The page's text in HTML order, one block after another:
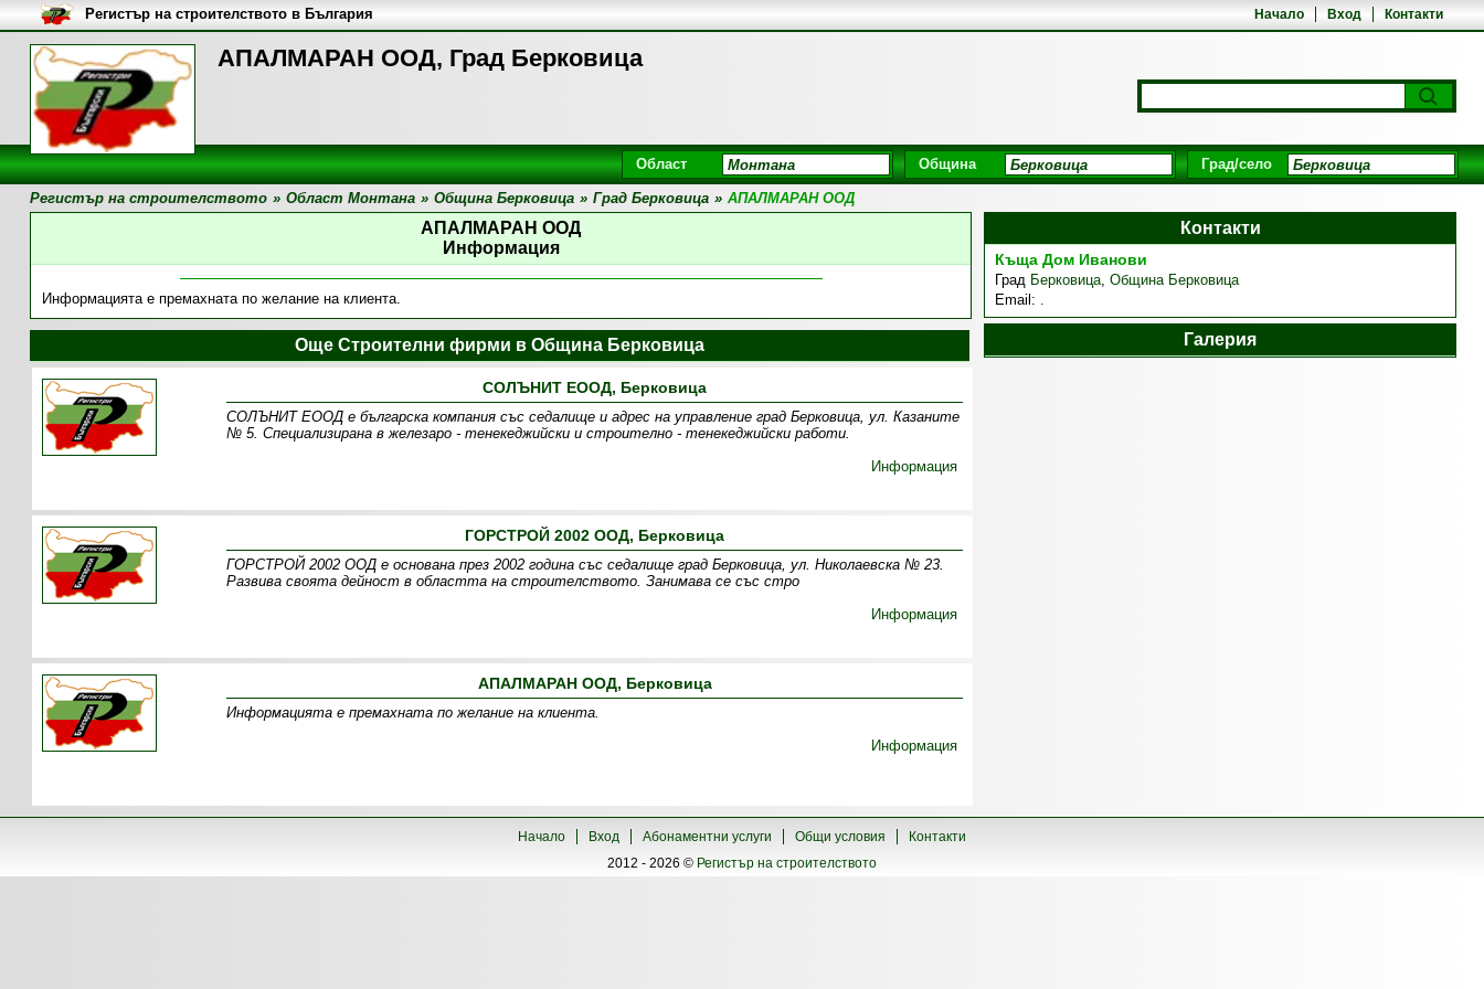
АПАЛМАРАН ООД, Град Берковица
Начало Вход Контакти
Регистър на строителството в България
Област Община Град/село
Регистър на строителството » Област Монтана » Община Берковица » Град Берковица » АПАЛМАРАН ООД
АПАЛМАРАН ООД
Информация
Информацията е премахната по желание на клиента.
Контакти
Къща Дом Иванови
Град Берковица, Община Берковица
Email: .
Галерия
Още Строителни фирми в Община Берковица
СОЛЪНИТ ЕООД, Берковица
СОЛЪНИТ ЕООД e българска компания със седалище и адрес на управление град Берковица, ул. Казаните
№ 5. Специализирана в железаро - тенекеджийски и строително - тенекеджийски работи.
Информация
ГОРСТРОЙ 2002 ООД, Берковица
ГОРСТРОЙ 2002 ООД е основана през 2002 година със седалище град Берковица, ул. Николаевска № 23.
Развива своята дейност в областта на строителството. Занимава се със стро
Информация
АПАЛМАРАН ООД, Берковица
Информацията е премахната по желание на клиента.
Информация
Начало Вход Абонаментни услуги Общи условия
Контакти
2012 - 2026 © Регистър на строителството